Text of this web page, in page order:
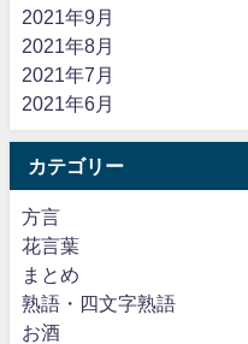
2021年9月
2021年8月
2021年7月
2021年6月
カテゴリー
方言
花言葉
まとめ
熟語・四文字熟語
お酒